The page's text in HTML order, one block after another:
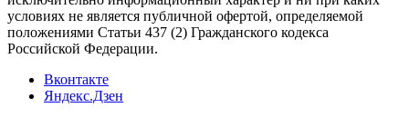
условиях не является публичной офертой, определяемой
положениями Статьи 437 (2) Гражданского кодекса
Российской Федерации.
Вконтакте
Яндекс.Дзен